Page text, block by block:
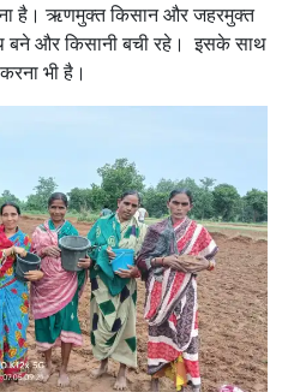
है। ऋणमुक्त किसान और जहरमुक्त
और किसानी बची रहे। इसके साथ
भी है।